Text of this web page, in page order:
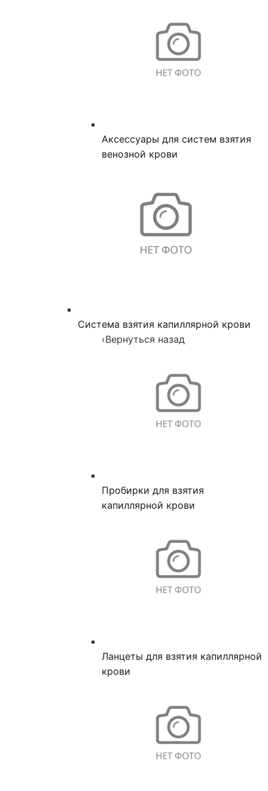
Аксессуары для систем взятия
венозной крови
Система взятия капиллярной крови
‹Вернуться назад
Пробирки для взятия
капиллярной крови
Ланцеты для взятия капиллярной
крови